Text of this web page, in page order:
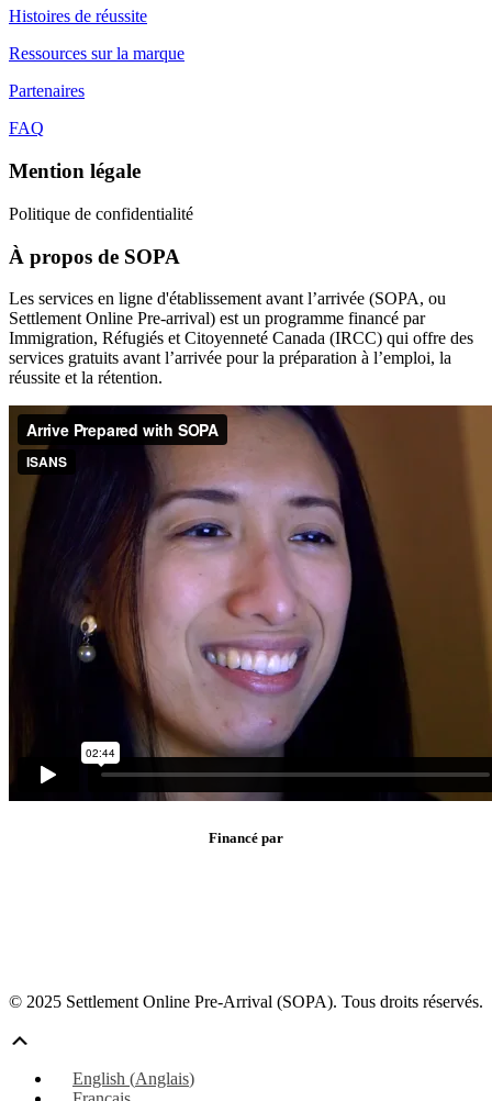
Histoires de réussite
Ressources sur la marque
Partenaires
FAQ
Mention légale
Politique de confidentialité
À propos de SOPA
Les services en ligne d'établissement avant l’arrivée (SOPA, ou
Settlement Online Pre-arrival) est un programme financé par
Immigration, Réfugiés et Citoyenneté Canada (IRCC) qui offre des
services gratuits avant l’arrivée pour la préparation à l’emploi, la
réussite et la rétention.
Financé par
© 2025 Settlement Online Pre-Arrival (SOPA). Tous droits réservés.
le
English (Anglais)